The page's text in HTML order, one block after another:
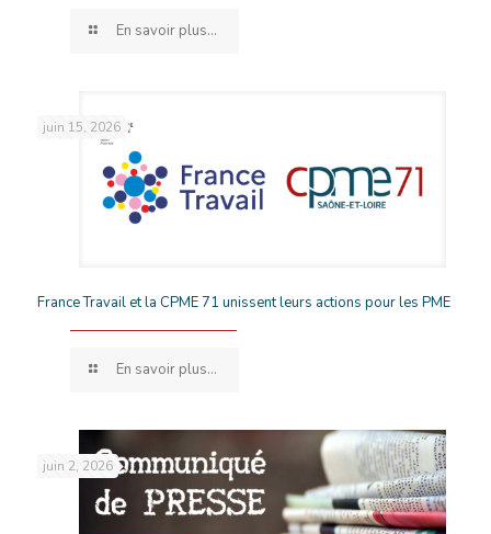
En savoir plus...
juin 15, 2026
France Travail et la CPME 71 unissent leurs actions pour les PME
En savoir plus...
juin 2, 2026